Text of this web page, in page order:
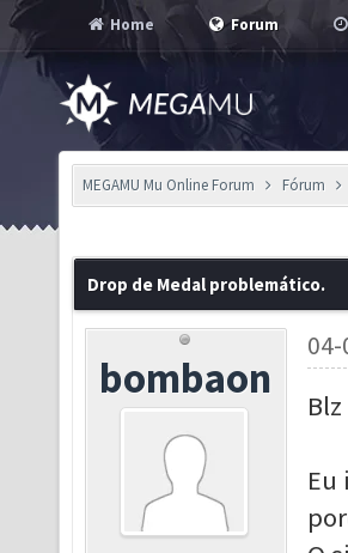
Home Forum
MEGAMU Mu Online Forum Fórum
Drop de Medal problemático.
bombaon
04-